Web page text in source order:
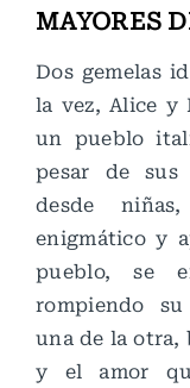
MAYORES
Dos gemelas
la vez, Alice y
un pueblo
pesar de sus
desde
enigmático y
pueblo, se
rompiendo
una de la otra,
y el amor